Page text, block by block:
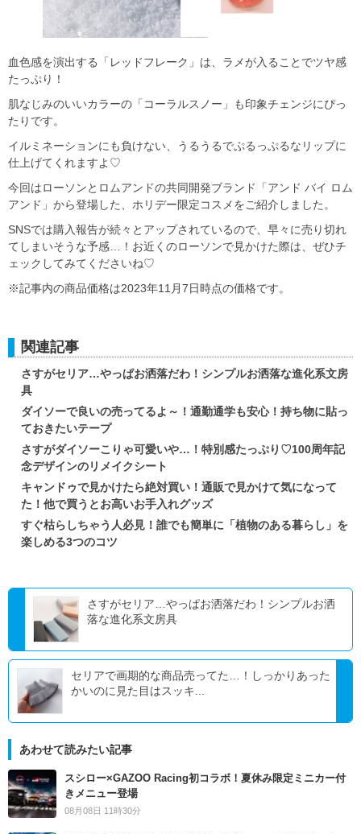
血色感を演出する「レッドフレーク」は、ラメが入ることでツヤ感
たっぷり！
肌なじみのいいカラーの「コーラルスノー」も印象チェンジにぴっ
たりです。
イルミネーションにも負けない、うるうるでぷるっぷるなリップに
仕上げてくれますよ♡
今回はローソンとロムアンドの共同開発ブランド「アンド バイ ロム
アンド」から登場した、ホリデー限定コスメをご紹介しました。
SNSでは購入報告が続々とアップされているので、早々に売り切れ
てしまいそうな予感…！お近くのローソンで見かけた際は、ぜひチ
ェックしてみてくださいね♡
※記事内の商品価格は2023年11月7日時点の価格です。
関連記事
さすがセリア…やっぱお洒落だわ！シンプルお洒落な進化系文房
具
ダイソーで良いの売ってるよ～！通勤通学も安心！持ち物に貼っ
ておきたいテープ
さすがダイソーこりゃ可愛いや…！特別感たっぷり♡100周年記
念デザインのリメイクシート
キャンドゥで見かけたら絶対買い！通販で見かけて気になって
た！他で買うとお高いお手入れグッズ
すぐ枯らしちゃう人必見！誰でも簡単に「植物のある暮らし」を
楽しめる3つのコツ
さすがセリア…やっぱお洒落だわ！シンプルお洒
落な進化系文房具
セリアで画期的な商品売ってた…！しっかりあった
かいのに見た目はスッキ...
あわせて読みたい記事
スシロー×GAZOO Racing初コラボ！夏休み限定ミニカー付
きメニュー登場
08月08日 11時30分